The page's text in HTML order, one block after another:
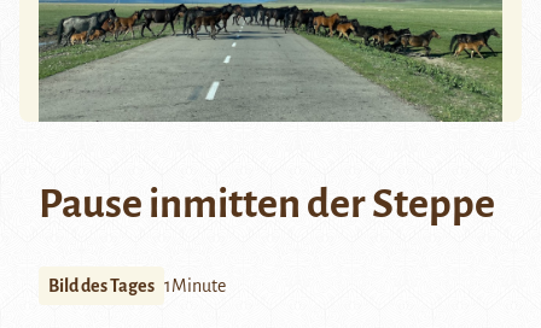
Pause inmitten der Steppe
Bild des Tages 1Minute